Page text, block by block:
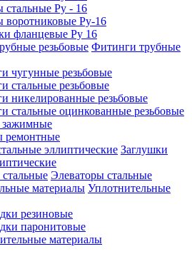
Ру - 16
воротниковые Ру-16
фланцевые Ру 16
Фитинги трубные
чугунные резьбовые
стальные резьбовые
никелированные резьбовые
стальные оцинкованные резьбовые
ремонтные
Заглушки
Элеваторы стальные
Уплотнительные
резиновые
паронитовые
материалы